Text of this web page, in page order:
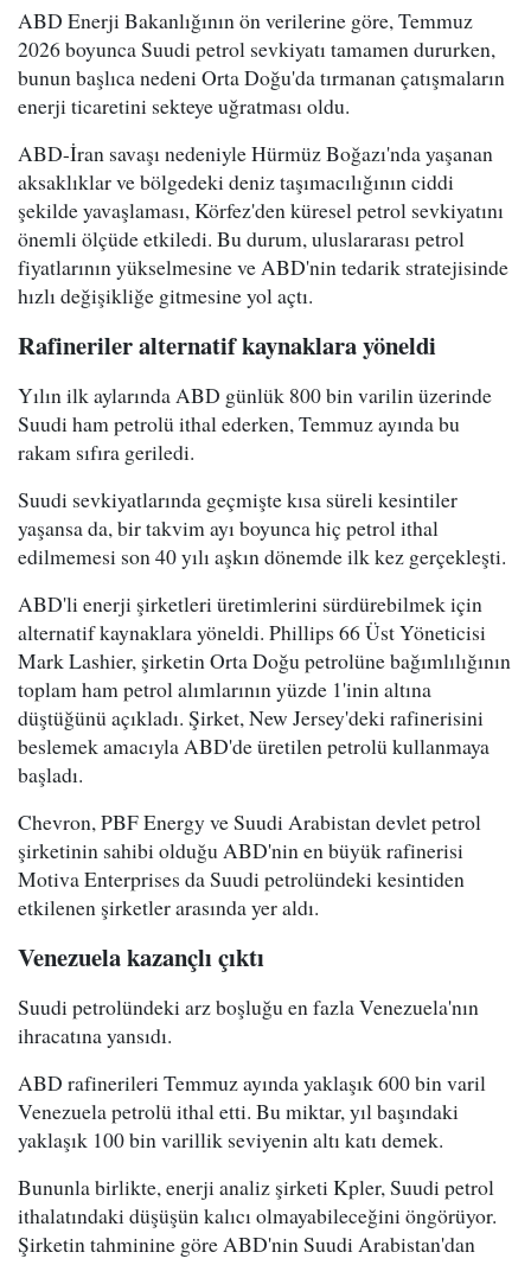
ABD Enerji Bakanlığının ön verilerine göre, Temmuz
2026 boyunca Suudi petrol sevkiyatı tamamen dururken,
bunun başlıca nedeni Orta Doğu'da tırmanan çatışmaların
enerji ticaretini sekteye uğratması oldu.
ABD-İran savaşı nedeniyle Hürmüz Boğazı'nda yaşanan
aksaklıklar ve bölgedeki deniz taşımacılığının ciddi
şekilde yavaşlaması, Körfez'den küresel petrol sevkiyatını
önemli ölçüde etkiledi. Bu durum, uluslararası petrol
fiyatlarının yükselmesine ve ABD'nin tedarik stratejisinde
hızlı değişikliğe gitmesine yol açtı.
Rafineriler alternatif kaynaklara yöneldi
Yılın ilk aylarında ABD günlük 800 bin varilin üzerinde
Suudi ham petrolü ithal ederken, Temmuz ayında bu
rakam sıfıra geriledi.
Suudi sevkiyatlarında geçmişte kısa süreli kesintiler
yaşansa da, bir takvim ayı boyunca hiç petrol ithal
edilmemesi son 40 yılı aşkın dönemde ilk kez gerçekleşti.
ABD'li enerji şirketleri üretimlerini sürdürebilmek için
alternatif kaynaklara yöneldi. Phillips 66 Üst Yöneticisi
Mark Lashier, şirketin Orta Doğu petrolüne bağımlılığının
toplam ham petrol alımlarının yüzde 1'inin altına
düştüğünü açıkladı. Şirket, New Jersey'deki rafinerisini
beslemek amacıyla ABD'de üretilen petrolü kullanmaya
başladı.
Chevron, PBF Energy ve Suudi Arabistan devlet petrol
şirketinin sahibi olduğu ABD'nin en büyük rafinerisi
Motiva Enterprises da Suudi petrolündeki kesintiden
etkilenen şirketler arasında yer aldı.
Venezuela kazançlı çıktı
Suudi petrolündeki arz boşluğu en fazla Venezuela'nın
ihracatına yansıdı.
ABD rafinerileri Temmuz ayında yaklaşık 600 bin varil
Venezuela petrolü ithal etti. Bu miktar, yıl başındaki
yaklaşık 100 bin varillik seviyenin altı katı demek.
Bununla birlikte, enerji analiz şirketi Kpler, Suudi petrol
ithalatındaki düşüşün kalıcı olmayabileceğini öngörüyor.
Şirketin tahminine göre ABD'nin Suudi Arabistan'dan